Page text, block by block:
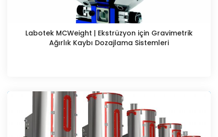
Labotek MCWeight | Ekstrüzyon için Gravimetrik
Ağırlık Kaybı Dozajlama Sistemleri